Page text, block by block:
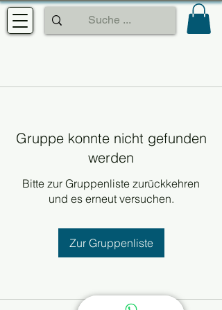
Gruppe konnte nicht gefunden
werden
Bitte zur Gruppenliste zurückkehren
und es erneut versuchen.
Zur Gruppenliste